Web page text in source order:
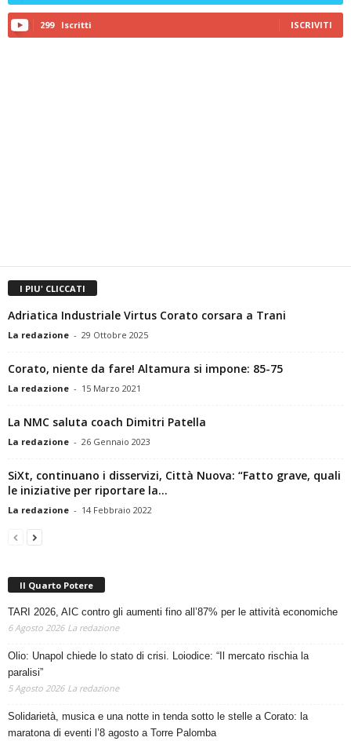
299 Iscritti ISCRIVITI
I PIU' CLICCATI
Adriatica Industriale Virtus Corato corsara a Trani
La redazione - 29 Ottobre 2025
Corato, niente da fare! Altamura si impone: 85-75
La redazione - 15 Marzo 2021
La NMC saluta coach Dimitri Patella
La redazione - 26 Gennaio 2023
SiXt, continuano i disservizi, Città Nuova: “Fatto grave, quali
le iniziative per riportare la...
La redazione - 14 Febbraio 2022
Il Quarto Potere
TARI 2026, AIC contro gli aumenti fino all’87% per le attività economiche
6 Agosto 2026 La redazione
Olio: Unapol chiede lo stato di crisi. Loiodice: “Il mercato rischia la
paralisi”
5 Agosto 2026 La redazione
Solidarietà, musica e una notte in tenda sotto le stelle a Corato: la
maratona di eventi l’8 agosto a Torre Palomba